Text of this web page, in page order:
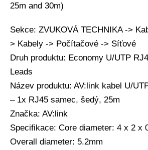
25m and 30m)
Sekce: ZVUKOVÁ TECHNIKA ->
> Kabely -> Počítačové -> Síťové
Druh produktu: Economy U/UTP
Leads
Název produktu: AV:link kabel U/
– 1x RJ45 samec, šedý, 25m
Značka: AV:link
Specifikace: Core diameter: 4 x 2 x
Overall diameter: 5.2mm